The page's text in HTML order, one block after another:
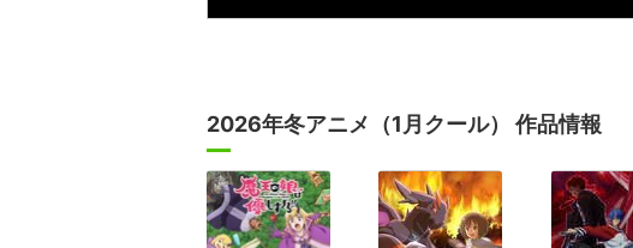
2026年冬アニメ（1月クール） 作品情報